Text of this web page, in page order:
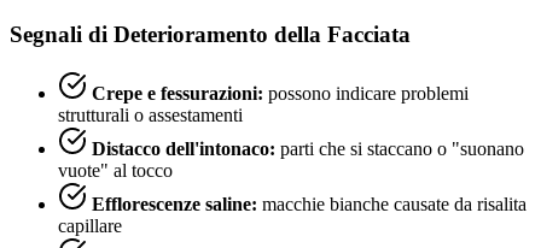
Segnali di Deterioramento della Facciata
Crepe e fessurazioni: possono indicare problemi
strutturali o assestamenti
Distacco dell'intonaco: parti che si staccano o "suonano
vuote" al tocco
Efflorescenze saline: macchie bianche causate da risalita
capillare